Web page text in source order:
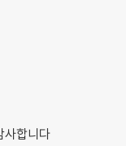
사합니다